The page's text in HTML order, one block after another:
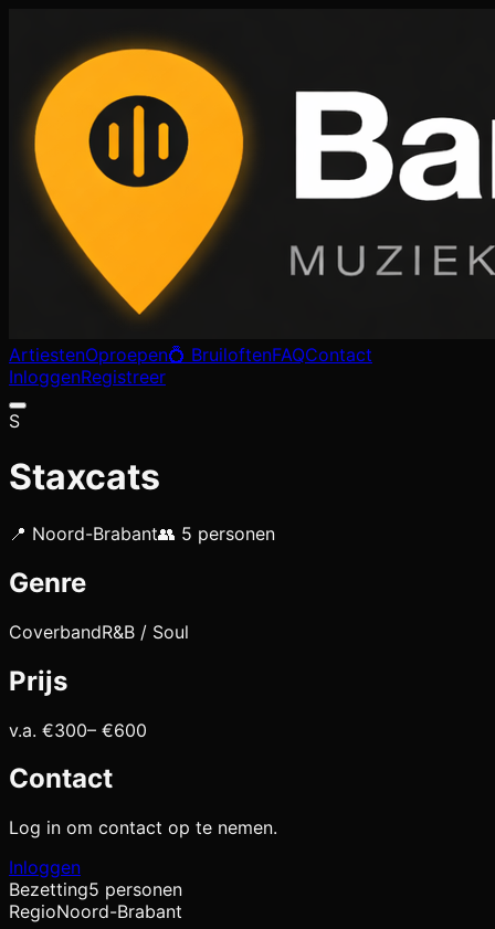
ArtiestenOproepen💍 BruiloftenFAQContact
InloggenRegistreer
S
Staxcats
📍 Noord-Brabant👥 5 personen
Genre
CoverbandR&B / Soul
Prijs
v.a. €300– €600
Contact
Log in om contact op te nemen.
Inloggen
Bezetting5 personen
RegioNoord-Brabant